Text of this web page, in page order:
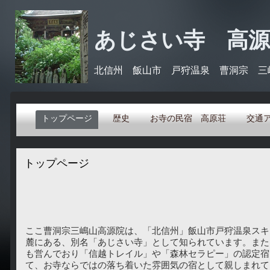
あじさい寺 高
北信州 飯山市 戸狩温泉 曹洞宗 三
トップページ 歴史 お寺の民宿 高原荘 交通
トップページ
ここ曹洞宗三嶋山高源院は、「北信州」飯山市戸狩温泉ス
麓にある、別名「あじさい寺」として知られています。ま
も営んでおり「信越トレイル」や「森林セラピー」の認定
て、お寺ならではの落ち着いた雰囲気の宿として親しまれ